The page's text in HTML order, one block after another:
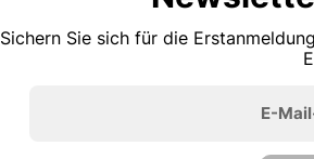
Sichern Sie sich für die
E-